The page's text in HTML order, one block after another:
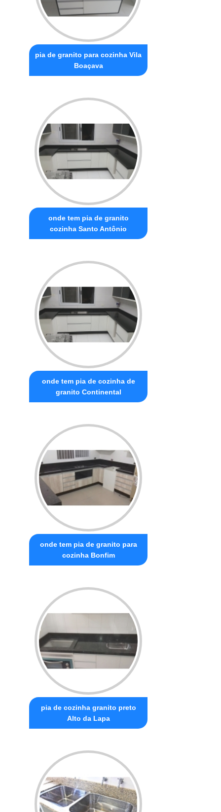
pia de granito para cozinha Vila
Boaçava
onde tem pia de granito
cozinha Santo Antônio
onde tem pia de cozinha de
granito Continental
onde tem pia de granito para
cozinha Bonfim
pia de cozinha granito preto
Alto da Lapa